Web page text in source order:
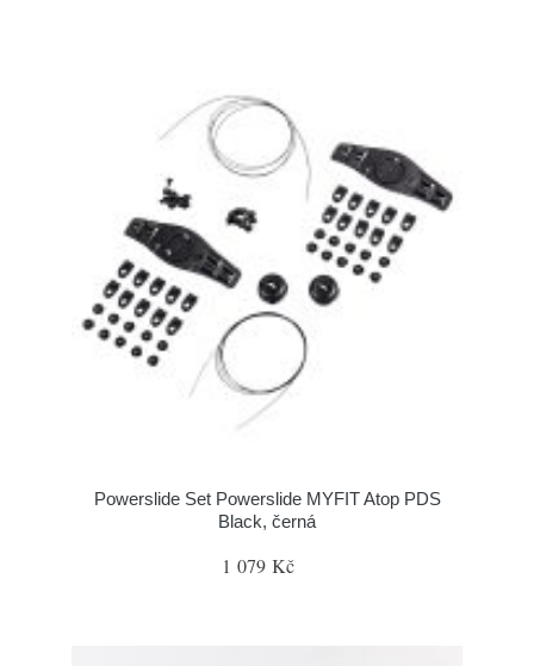
Powerslide Set Powerslide MYFIT Atop PDS
Black, černá
1 079 Kč